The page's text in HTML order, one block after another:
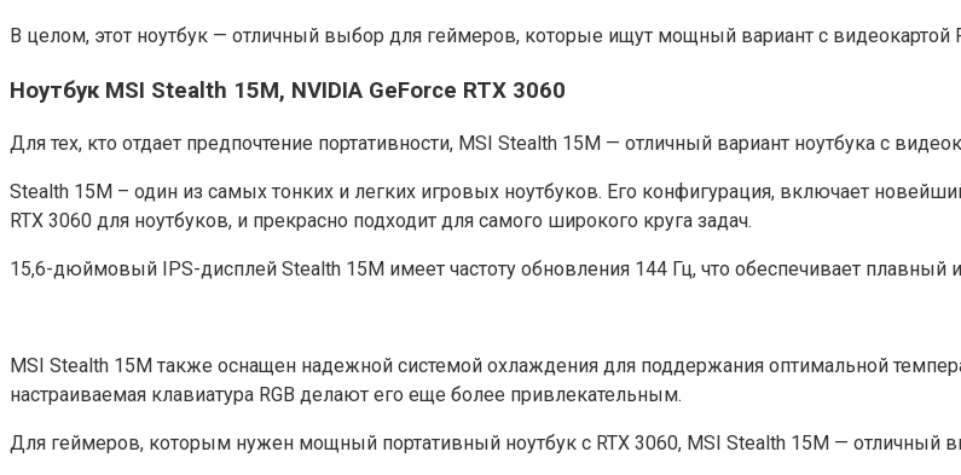
В целом, этот ноутбук — отличный выбор для геймеров, которые ищут мощный вариант с видеокартой
Ноутбук MSI Stealth 15M, NVIDIA GeForce RTX 3060
Для тех, кто отдает предпочтение портативности, MSI Stealth 15M — отличный вариант ноутбука с
Stealth 15M – один из самых тонких и легких игровых ноутбуков. Его конфигурация, включает
RTX 3060 для ноутбуков, и прекрасно подходит для самого широкого круга задач.
15,6-дюймовый IPS-дисплей Stealth 15M имеет частоту обновления 144 Гц, что обеспечивает плавный
MSI Stealth 15M также оснащен надежной системой охлаждения для поддержания оптимальной
настраиваемая клавиатура RGB делают его еще более привлекательным.
Для геймеров, которым нужен мощный портативный ноутбук с RTX 3060, MSI Stealth 15M — отличный